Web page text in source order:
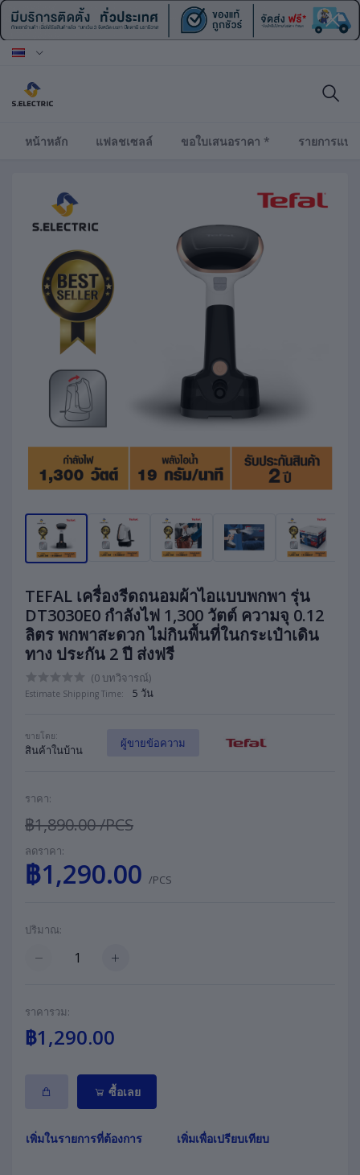
หน้าหลัก แฟลชเซลล์ ขอใบเสนอราคา * รายการแบ
TEFAL เครื่องรีดถนอมผ้าไอแบบพกพา รุ่น
DT3030E0 กำลังไฟ 1,300 วัตต์ ความจุ 0.12
ลิตร พกพาสะดวก ไม่กินพื้นที่ในกระเป๋าเดิน
ทาง ประกัน 2 ปี ส่งฟรี
(0 บทวิจารณ์)
Estimate Shipping Time: 5 วัน
ขายโดย:
สินค้าในบ้าน
ผู้ขายข้อความ
ราคา:
฿1,890.00/PCS
ลดราคา:
฿1,290.00 /PCS
ปริมาณ:
ราคารวม:
฿1,290.00
ซื้อเลย
เพิ่มในรายการที่ต้องการ เพิ่มเพื่อเปรียบเทียบ